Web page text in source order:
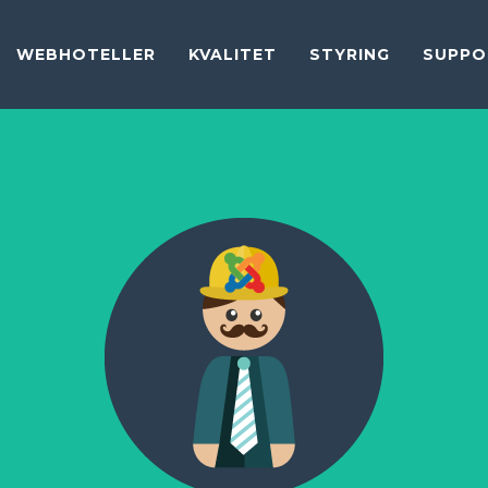
WEBHOTELLER KVALITET STYRING